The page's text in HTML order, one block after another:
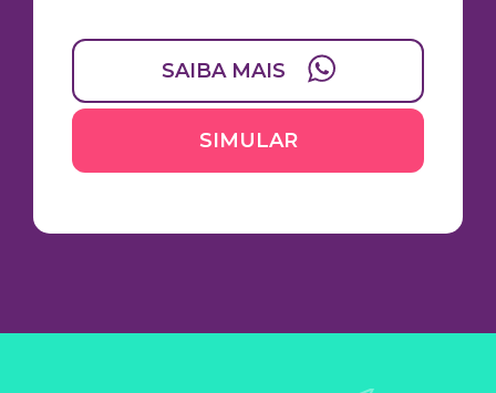
SAIBA MAIS
SIMULAR